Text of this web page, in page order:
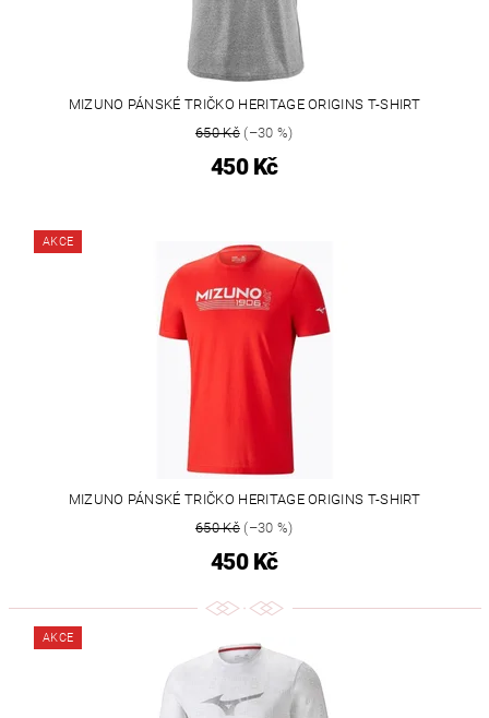
MIZUNO PÁNSKÉ TRIČKO HERITAGE ORIGINS T-SHIRT
650 Kč(–30 %)
450 Kč
AKCE
MIZUNO PÁNSKÉ TRIČKO HERITAGE ORIGINS T-SHIRT
650 Kč(–30 %)
450 Kč
AKCE